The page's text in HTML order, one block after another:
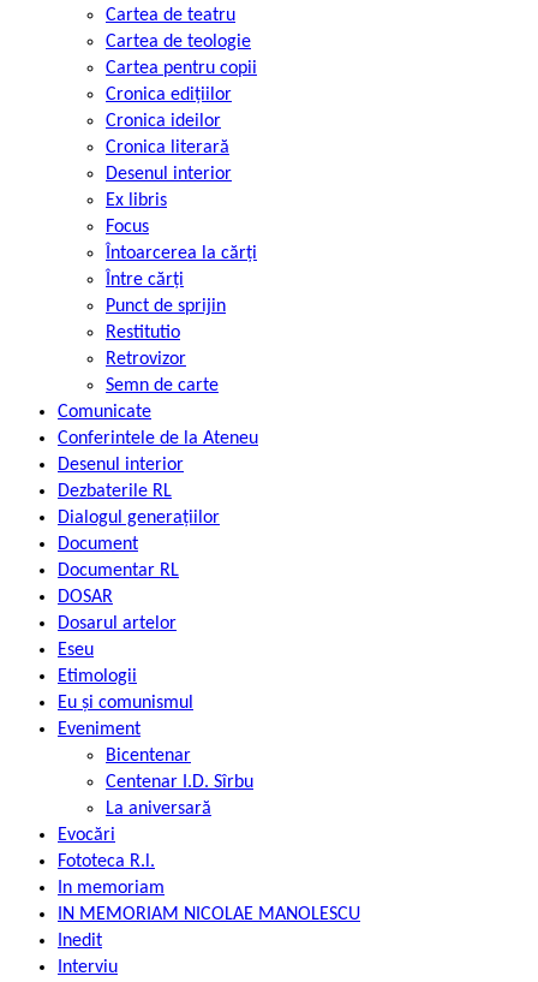
Cartea de teatru
Cartea de teologie
Cartea pentru copii
Cronica edițiilor
Cronica ideilor
Cronica literară
Desenul interior
Ex libris
Focus
Întoarcerea la cărți
Între cărți
Punct de sprijin
Restitutio
Retrovizor
Semn de carte
Comunicate
Conferintele de la Ateneu
Desenul interior
Dezbaterile RL
Dialogul generațiilor
Document
Documentar RL
DOSAR
Dosarul artelor
Eseu
Etimologii
Eu și comunismul
Eveniment
Bicentenar
Centenar I.D. Sîrbu
La aniversară
Evocări
Fototeca R.l.
In memoriam
IN MEMORIAM NICOLAE MANOLESCU
Inedit
Interviu